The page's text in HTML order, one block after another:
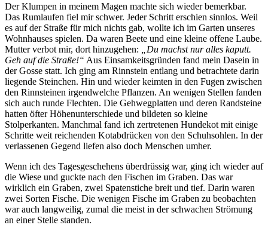
Der Klumpen in meinem Magen machte sich wieder bemerkbar.
Das Rumlaufen fiel mir schwer. Jeder Schritt erschien sinnlos. Weil
es auf der Straße für mich nichts gab, wollte ich im Garten unseres
Wohnhauses spielen. Da waren Beete und eine kleine offene Laube.
Mutter verbot mir, dort hinzugehen:
„Du machst nur alles kaputt.
Geh auf die Straße!“ Aus Einsamkeitsgründen fand mein Dasein in
der Gosse statt. Ich ging am Rinnstein entlang und betrachtete darin
liegende Steinchen. Hin und wieder keimten in den Fugen zwischen
den Rinnsteinen irgendwelche Pflanzen. An wenigen Stellen fanden
sich auch runde Flechten. Die Gehwegplatten und deren Randsteine
hatten öfter Höhenunterschiede und bildeten so kleine
Stolperkanten. Manchmal fand ich zertretenen Hundekot mit einige
Schritte weit reichenden Kotabdrücken von den Schuhsohlen. In der
verlassenen Gegend liefen also doch Menschen umher.
Wenn ich des Tagesgeschehens überdrüssig war, ging ich wieder auf
die Wiese und guckte nach den Fischen im Graben. Das war
wirklich ein Graben, zwei Spatenstiche breit und tief. Darin waren
zwei Sorten Fische. Die wenigen Fische im Graben zu beobachten
war auch langweilig, zumal die meist in der schwachen Strömung
an einer Stelle standen.